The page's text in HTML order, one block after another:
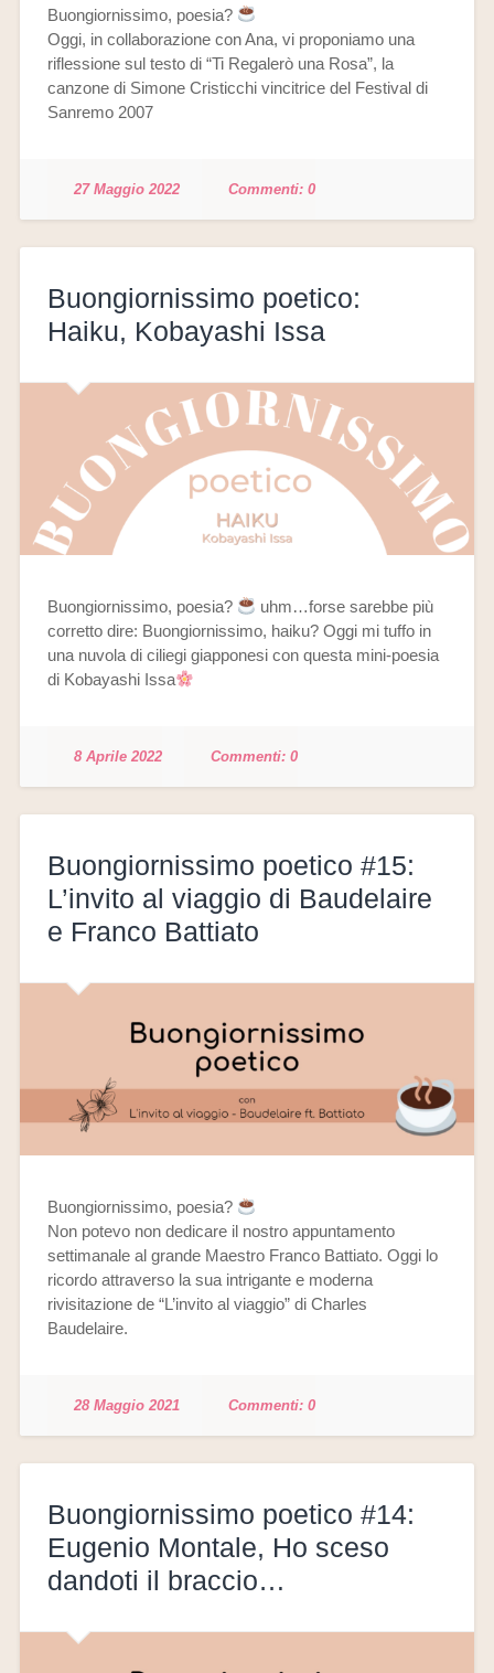
Buongiornissimo, poesia?
Oggi, in collaborazione con Ana, vi proponiamo una
riflessione sul testo di “Ti Regalerò una Rosa”, la
canzone di Simone Cristicchi vincitrice del Festival di
Sanremo 2007
27 Maggio 2022 0
Buongiornissimo poetico:
Haiku, Kobayashi Issa
Buongiornissimo, poesia?
uhm…forse sarebbe più
corretto dire: Buongiornissimo, haiku? Oggi mi tuffo in
una nuvola di ciliegi giapponesi con questa mini-poesia
di Kobayashi Issa
8 Aprile 2022 0
Buongiornissimo poetico #15:
L’invito al viaggio di Baudelaire
e Franco Battiato
Buongiornissimo, poesia?
Non potevo non dedicare il nostro appuntamento
settimanale al grande Maestro Franco Battiato. Oggi lo
ricordo attraverso la sua intrigante e moderna
rivisitazione de “L’invito al viaggio” di Charles
Baudelaire.
28 Maggio 2021 0
Buongiornissimo poetico #14:
Eugenio Montale, Ho sceso
dandoti il braccio…